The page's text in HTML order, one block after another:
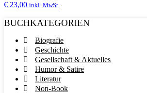
€ 23,00 inkl. MwSt.
BUCHKATEGORIEN
Biografie
Geschichte
Gesellschaft & Aktuelles
Humor & Satire
Literatur
Non-Book